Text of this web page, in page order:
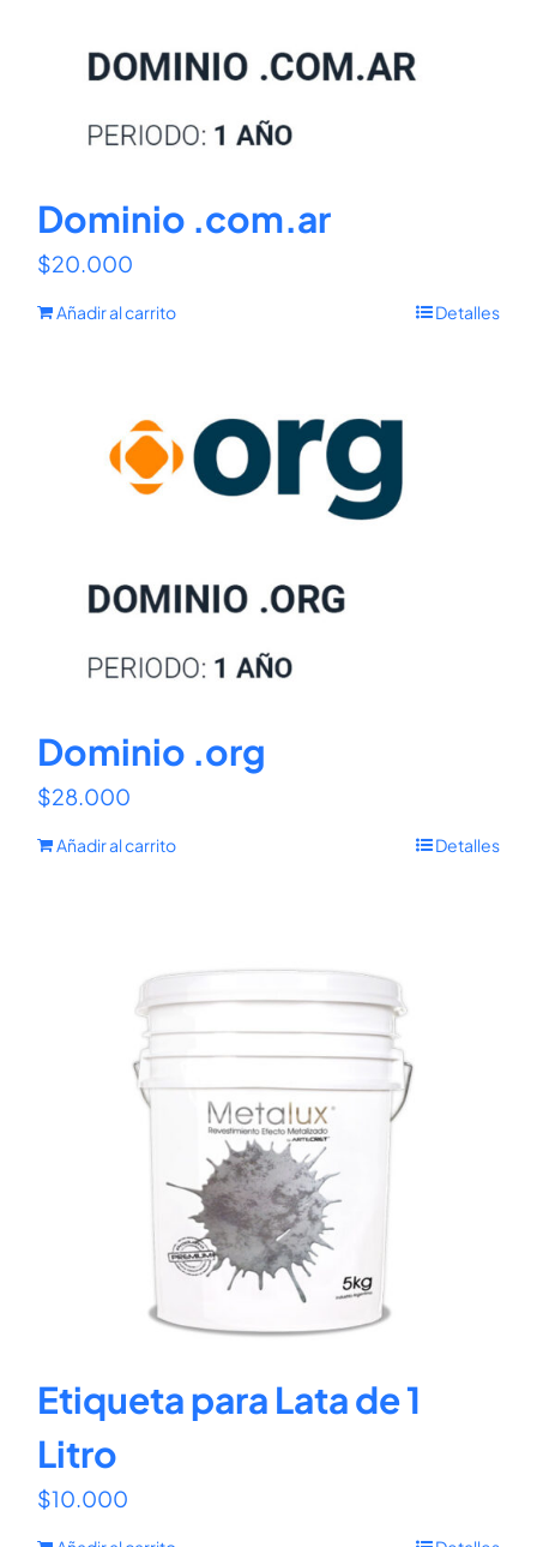
Dominio .com.ar
$20.000
Añadir al carrito Detalles
Dominio .org
$28.000
Añadir al carrito Detalles
Etiqueta para Lata de 1
Litro
$10.000